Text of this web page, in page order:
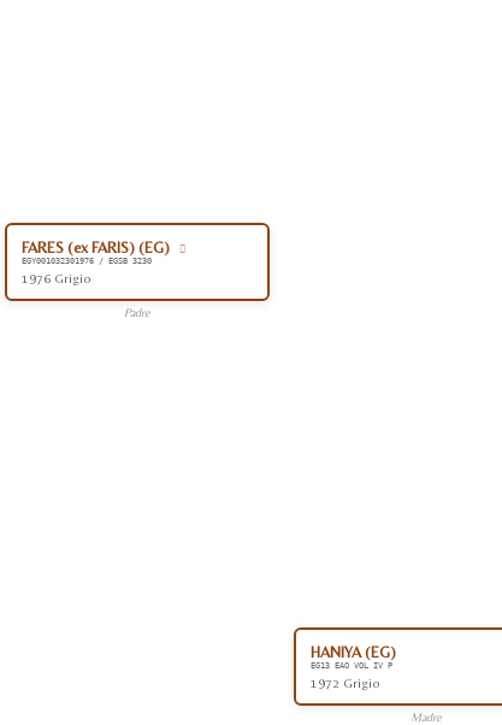
FARES (ex FARIS) (EG)
EGY001032301976 / EGSB 3230
1976 Grigio
Padre
HANIYA (EG)
EG13 EAO VOL IV P
1972 Grigio
Madre